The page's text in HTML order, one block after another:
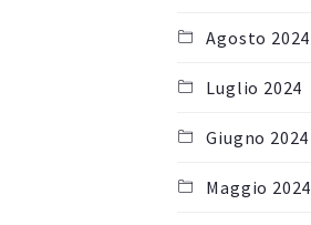
Agosto 2024
Luglio 2024
Giugno 2024
Maggio 2024